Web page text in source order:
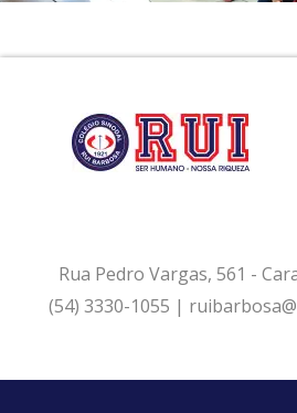
Rua Pedro Vargas, 561 -
(54) 3330-1055 |